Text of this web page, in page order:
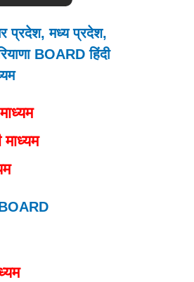
प्रदेश, मध्य प्रदेश,
BOARD हिंदी
माध्यम